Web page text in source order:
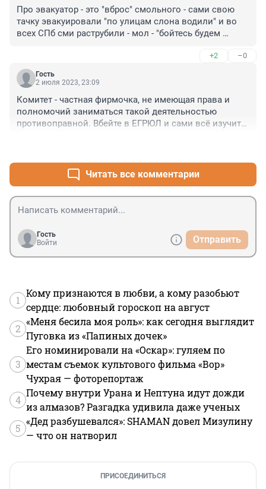
Про эвакуатор - это "вброс" смольного - сами свою
тачку эвакуировали "по улицам слона водили" и во
всех СПб сми раструбили - мол - "бойтесь будем
стоят без номеров - законом не запрещено. Покажите
хотя бы еще одни машину которую так эвакуируют
или живой штраф за это дело.
+2 –0
Гость
2 июля 2023, 23:09
Комитет - частная фирмочка, не имеющая права и
полномочий заниматься такой деятельностью
противоправной. Вбейте в ЕГРЮЛ и сами всё изучите.
Читать все комментарии
Гость
Войти
Отправить
1
Кому признаются в любви, а кому разобьют
сердце: любовный гороскоп на август
2
«Меня бесила моя роль»: как сегодня выглядит
Пуговка из «Папиных дочек»
3
Его номинировали на «Оскар»: гуляем по
местам съемок культового фильма «Вор»
Чухрая — фоторепортаж
4
Почему внутри Урана и Нептуна идут дожди
из алмазов? Разгадка удивила даже ученых
5
«Дед разбушевался»: SHAMAN довел Мизулину
— что он натворил
ПРИСОЕДИНИТЬСЯ